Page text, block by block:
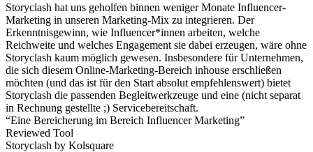
Storyclash hat uns geholfen binnen weniger Monate Influencer-
Marketing in unseren Marketing-Mix zu integrieren. Der
Erkenntnisgewinn, wie Influencer*innen arbeiten, welche
Reichweite und welches Engagement sie dabei erzeugen, wäre ohne
Storyclash kaum möglich gewesen. Insbesondere für Unternehmen,
die sich diesem Online-Marketing-Bereich inhouse erschließen
möchten (und das ist für den Start absolut empfehlenswert) bietet
Storyclash die passenden Begleitwerkzeuge und eine (nicht separat
in Rechnung gestellte ;) Servicebereitschaft.
“Eine Bereicherung im Bereich Influencer Marketing”
Reviewed Tool
Storyclash by Kolsquare